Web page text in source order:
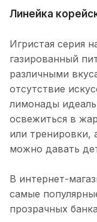
Линейка
Игристая серия
газированный
различными
отсутствие
лимонады
освежиться в
или тренировки,
можно давать
В интернет-
самые
прозрачных